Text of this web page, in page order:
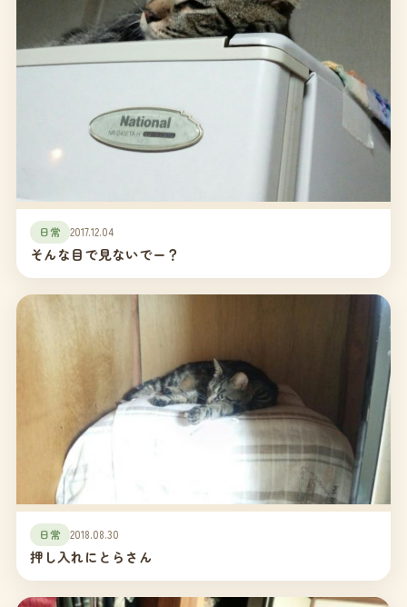
日常 2017.12.04
そんな目で見ないでー？
日常 2018.08.30
押し入れにとらさん